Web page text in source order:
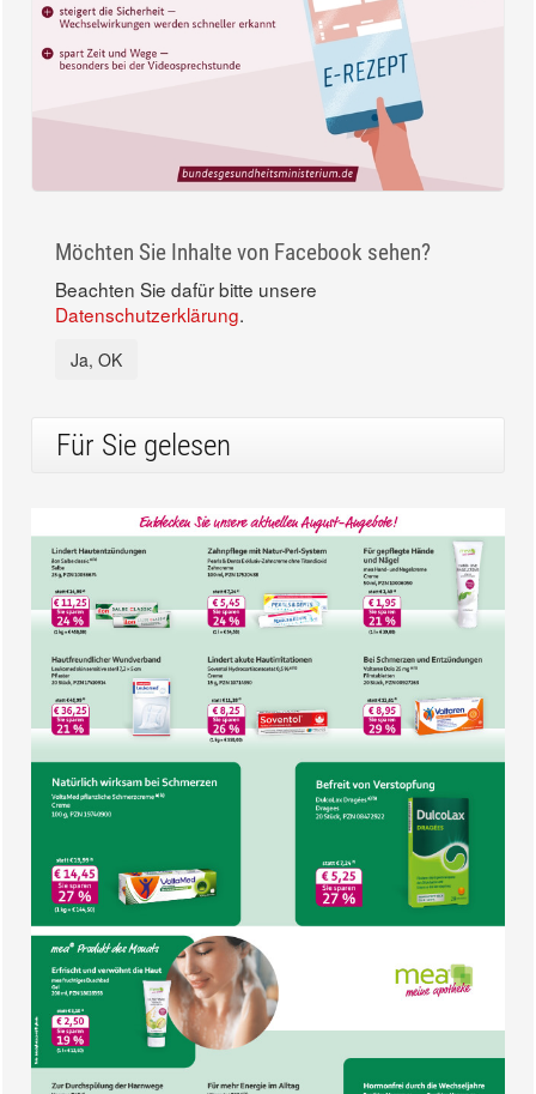
Möchten Sie Inhalte von Facebook sehen?
Beachten Sie dafür bitte unsere
Datenschutzerklärung.
Ja, OK
Für Sie gelesen